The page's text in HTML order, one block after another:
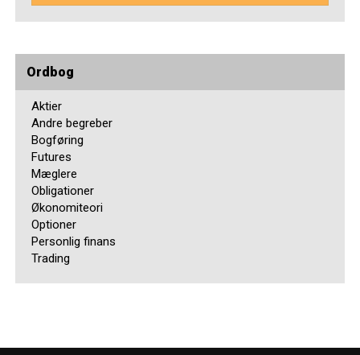
Ordbog
Aktier
Andre begreber
Bogføring
Futures
Mæglere
Obligationer
Økonomiteori
Optioner
Personlig finans
Trading